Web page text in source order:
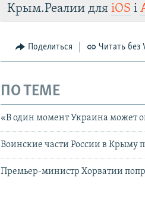
Крым.Реалии дляiOS і
Поделиться Читать без
ПО ТЕМЕ
«В один момент Украина может
Воинские части России в Крыму
Премьер-министр Хорватии